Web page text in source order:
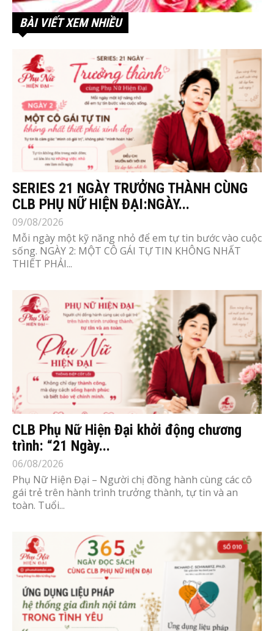
BÀI VIẾT XEM NHIỀU
SERIES 21 NGÀY TRƯỞNG THÀNH CÙNG
CLB PHỤ NỮ HIỆN ĐẠI:NGÀY...
09/08/2026
Mỗi ngày một kỹ năng nhỏ để em tự tin bước vào cuộc
sống. NGÀY 2: MỘT CÔ GÁI TỰ TIN KHÔNG NHẤT
THIẾT PHẢI...
CLB Phụ Nữ Hiện Đại khởi động chương
trình: “21 Ngày...
06/08/2026
Phụ Nữ Hiện Đại – Người chị đồng hành cùng các cô
gái trẻ trên hành trình trưởng thành, tự tin và an
toàn. Tuổi...